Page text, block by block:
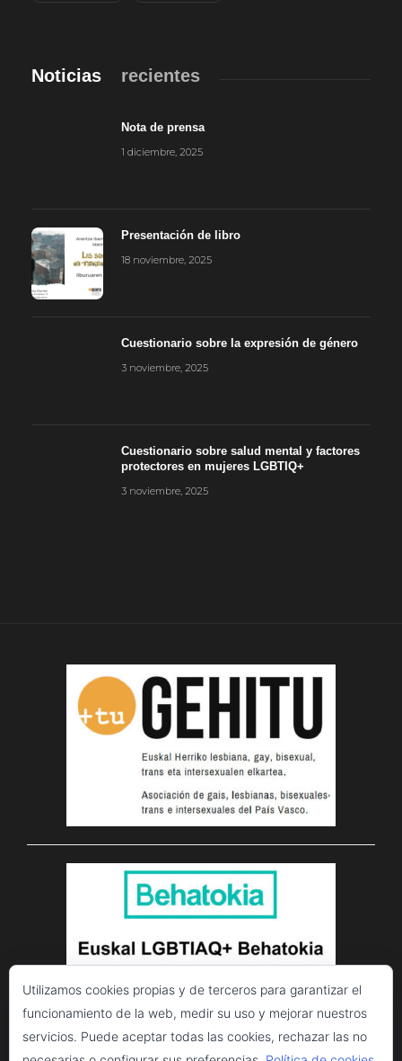
Noticias recientes
Nota de prensa
1 diciembre, 2025
Presentación de libro
18 noviembre, 2025
Cuestionario sobre la expresión de género
3 noviembre, 2025
Cuestionario sobre salud mental y factores
protectores en mujeres LGBTIQ+
3 noviembre, 2025
Utilizamos cookies propias y de terceros para garantizar el
funcionamiento de la web, medir su uso y mejorar nuestros
servicios. Puede aceptar todas las cookies, rechazar las no